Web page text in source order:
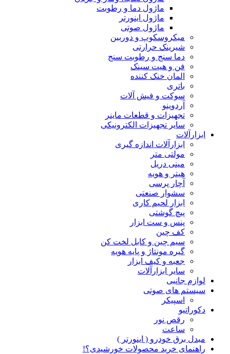
ماژول دما و رطوبت
ماژول اینورتر
ماژول صوتی
میکروسکوپ و دوربین
شیرینک حرارتی
دما سنج و رطوبت سنج
فن و هیت سینک
المان خنک کننده
باتری
سوکت و فیش آلات
آردوینو
تجهیزات و قطعات ماینر
سایر تجهیزات الکترونیکی
ابزارآلات
ابزارآلات اندازه گیری
مولتی متر
مینی دریل
هیتر و هویه
آچار پرسی
سشوار صنعتی
ابزار لحیم کاری
پیچ گوشتی
پنس و ست ابزار
کف چین
سیم چین و کابل لخت کن
گیره مونتاژ و پایه هویه
جعبه و کیف ابزار
سایر ابزارآلات
لوازم جانبی
سیستم های صوتی
اسپیکر
دکوراتیو
رقص نور
ساعت
مبدل برق خودرو ( اینورتر )
راهنمای خرید محصولات خورشیدی؟!